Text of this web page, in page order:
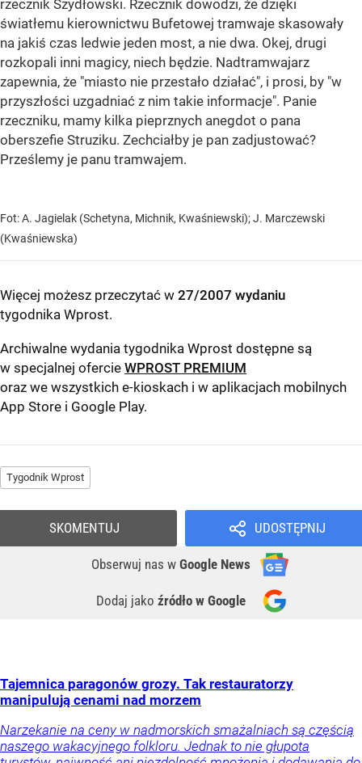
rzecznik Szydłowski. Rzecznik dowodzi, że dzięki
światłemu kierownictwu Bufetowej tramwaje skasowały
na jakiś czas ledwie jeden most, a nie dwa. Okej, drugi
rozkopali inni magicy, niech będzie. Nadtramwajarz
zapewnia, że "miasto nie przestało działać", i prosi, by "w
przyszłości uzgadniać z nim takie informacje". Panie
rzeczniku, mamy kilka pieprznych anegdot o pana
oberszefie Struziku. Zechciałby je pan zadjustować?
Prześlemy je panu tramwajem.
Fot: A. Jagielak (Schetyna, Michnik, Kwaśniewski); J. Marczewski
(Kwaśniewska)
Więcej możesz przeczytać w 27/2007 wydaniu
tygodnika Wprost.
Archiwalne wydania tygodnika Wprost dostępne są
w specjalnej ofercie WPROST PREMIUM
oraz we wszystkich e-kioskach i w aplikacjach mobilnych
App Store i Google Play.
Tygodnik Wprost
UDOSTĘPNIJ
Obserwuj nas w Google News
Dodaj jako źródło w Google
SKOMENTUJ
Tajemnica paragonów grozy. Tak restauratorzy
manipulują cenami nad morzem
Narzekanie na ceny w nadmorskich smażalniach są częścią
naszego wakacyjnego folkloru. Jednak to nie głupota